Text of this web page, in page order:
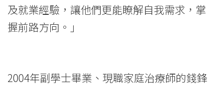
及就業經驗，讓他們更能瞭解自我需求，掌
握前路方向。」
2004年副學士畢業、現職家庭治療師的錢鋒